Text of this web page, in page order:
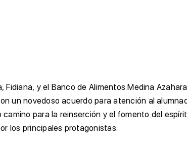
Fidiana, y el Banco de Alimentos Medina
un novedoso acuerdo para atención al
para la reinserción y el fomento del
los principales protagonistas.